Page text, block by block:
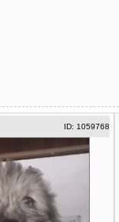
ID: 1059768